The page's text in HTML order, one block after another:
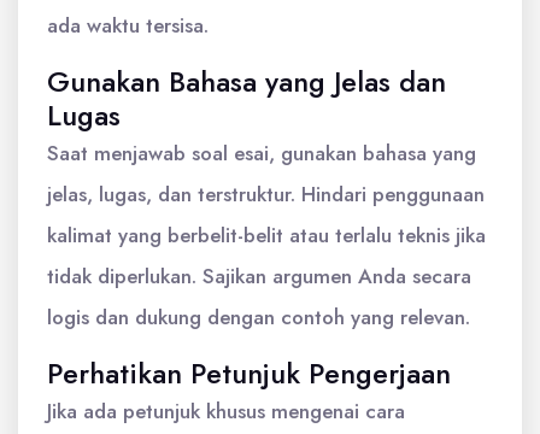
ada waktu tersisa.
Gunakan Bahasa yang Jelas dan
Lugas
Saat menjawab soal esai, gunakan bahasa yang
jelas, lugas, dan terstruktur. Hindari penggunaan
kalimat yang berbelit-belit atau terlalu teknis jika
tidak diperlukan. Sajikan argumen Anda secara
logis dan dukung dengan contoh yang relevan.
Perhatikan Petunjuk Pengerjaan
Jika ada petunjuk khusus mengenai cara